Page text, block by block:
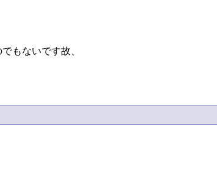
もないです故、